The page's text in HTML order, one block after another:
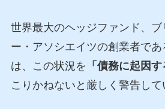
世界最大のヘッジファンド、ブ
ー・アソシエイツの創業者であ
は、この状況を 「債務に起因す
こりかねないと厳しく警告し